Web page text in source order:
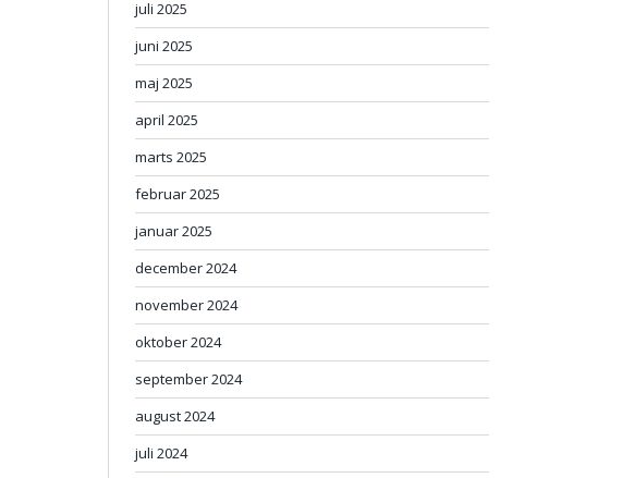
juli 2025
juni 2025
maj 2025
april 2025
marts 2025
februar 2025
januar 2025
december 2024
november 2024
oktober 2024
september 2024
august 2024
juli 2024